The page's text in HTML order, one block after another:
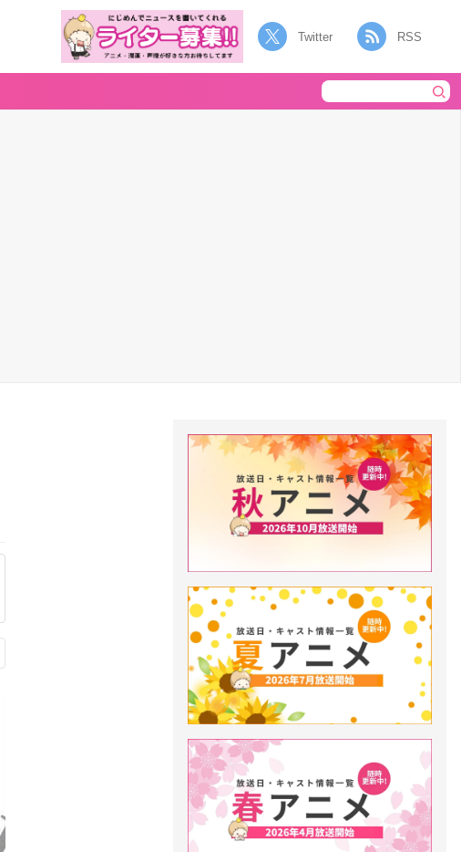
Twitter RSS